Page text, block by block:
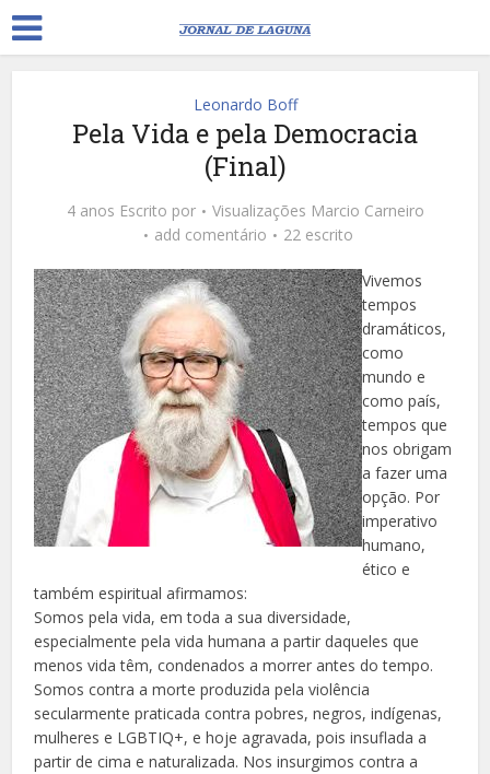
Leonardo Boff
Pela Vida e pela Democracia
(Final)
4 anos Escrito por Visualizações Marcio Carneiro
add comentário
22 escrito
Vivemos
tempos
dramáticos,
como
mundo e
como país,
tempos que
nos obrigam
a fazer uma
opção. Por
imperativo
humano,
ético e
também espiritual afirmamos:
Somos pela vida, em toda a sua diversidade,
especialmente pela vida humana a partir daqueles que
menos vida têm, condenados a morrer antes do tempo.
Somos contra a morte produzida pela violência
secularmente praticada contra pobres, negros, indígenas,
mulheres e LGBTIQ+, e hoje agravada, pois insuflada a
partir de cima e naturalizada. Nos insurgimos contra a